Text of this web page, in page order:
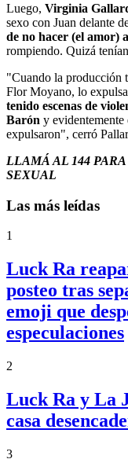
Luego, Virginia
sexo con Juan delante
de no hacer (el amor)
rompiendo. Quizá
"Cuando la producción
Flor Moyano, lo
tenido escenas de
Barón y
expulsaron", cerró
LLAMÁ AL 144
SEXUAL
Las más leídas
1
Luck Ra
posteo tras
emoji que
especulaciones
2
Luck Ra y La
casa
3